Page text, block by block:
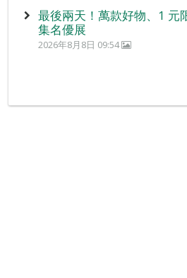
最後兩天！萬款好物、1 元
集名優展
2026年8月8日 09:54